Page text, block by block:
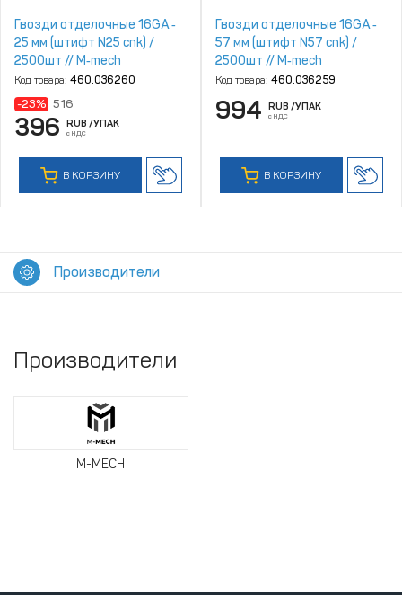
Гвозди отделочные 16GA ‑
25 мм (штифт N25 cnk) /
2500шт // M‑mech
Код товара: 460.036260
-23% 516
396 RUB /УПАК
с НДС
В КОРЗИНУ
Гвозди отделочные 16GA ‑
57 мм (штифт N57 cnk) /
2500шт // M‑mech
Код товара: 460.036259
994 RUB /УПАК
с НДС
В КОРЗИНУ
Производители
Производители
M-MECH